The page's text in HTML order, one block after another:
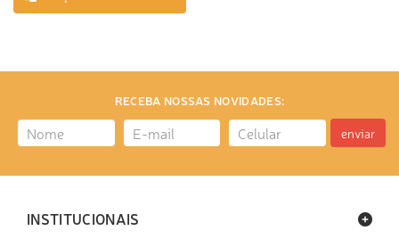
RECEBA NOSSAS NOVIDADES:
enviar
INSTITUCIONAIS